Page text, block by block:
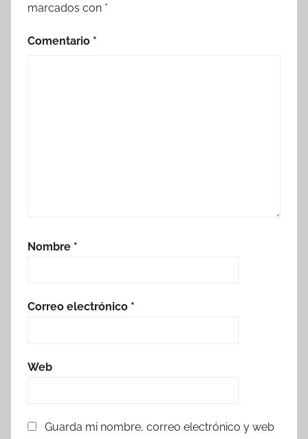
marcados con *
Comentario *
Nombre *
Correo electrónico *
Web
Guarda mi nombre, correo electrónico y web